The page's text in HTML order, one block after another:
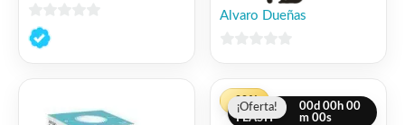
0
de
Alvaro Dueñas
5
¡Oferta!
-28%
OFERTA
FLASH
00d00h00
m00s
¡Oferta!
precio precio